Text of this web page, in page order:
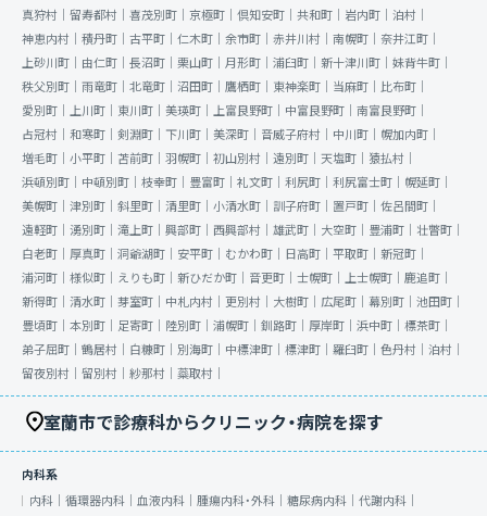
真狩村｜ 留寿都村｜ 喜茂別町｜ 京極町｜ 倶知安町｜ 共和町｜ 岩内町｜ 泊村｜
神恵内村｜ 積丹町｜ 古平町｜ 仁木町｜ 余市町｜ 赤井川村｜ 南幌町｜ 奈井江町｜
上砂川町｜ 由仁町｜ 長沼町｜ 栗山町｜ 月形町｜ 浦臼町｜ 新十津川町｜ 妹背牛町｜
秩父別町｜ 雨竜町｜ 北竜町｜ 沼田町｜ 鷹栖町｜ 東神楽町｜ 当麻町｜ 比布町｜
愛別町｜ 上川町｜ 東川町｜ 美瑛町｜ 上富良野町｜ 中富良野町｜ 南富良野町｜
占冠村｜ 和寒町｜ 剣淵町｜ 下川町｜ 美深町｜ 音威子府村｜ 中川町｜ 幌加内町｜
増毛町｜ 小平町｜ 苫前町｜ 羽幌町｜ 初山別村｜ 遠別町｜ 天塩町｜ 猿払村｜
浜頓別町｜ 中頓別町｜ 枝幸町｜ 豊富町｜ 礼文町｜ 利尻町｜ 利尻富士町｜ 幌延町｜
美幌町｜ 津別町｜ 斜里町｜ 清里町｜ 小清水町｜ 訓子府町｜ 置戸町｜ 佐呂間町｜
遠軽町｜ 湧別町｜ 滝上町｜ 興部町｜ 西興部村｜ 雄武町｜ 大空町｜ 豊浦町｜ 壮瞥町｜
白老町｜ 厚真町｜ 洞爺湖町｜ 安平町｜ むかわ町｜ 日高町｜ 平取町｜ 新冠町｜
浦河町｜ 様似町｜ えりも町｜ 新ひだか町｜ 音更町｜ 士幌町｜ 上士幌町｜ 鹿追町｜
新得町｜ 清水町｜ 芽室町｜ 中札内村｜ 更別村｜ 大樹町｜ 広尾町｜ 幕別町｜ 池田町｜
豊頃町｜ 本別町｜ 足寄町｜ 陸別町｜ 浦幌町｜ 釧路町｜ 厚岸町｜ 浜中町｜ 標茶町｜
弟子屈町｜ 鶴居村｜ 白糠町｜ 別海町｜ 中標津町｜ 標津町｜ 羅臼町｜ 色丹村｜ 泊村｜
留夜別村｜ 留別村｜ 紗那村｜ 蘂取村｜
室蘭市で診療科からクリニック・病院を探す
内科系
内科｜ 循環器内科｜ 血液内科｜ 腫瘍内科・外科｜ 糖尿病内科｜ 代謝内科｜